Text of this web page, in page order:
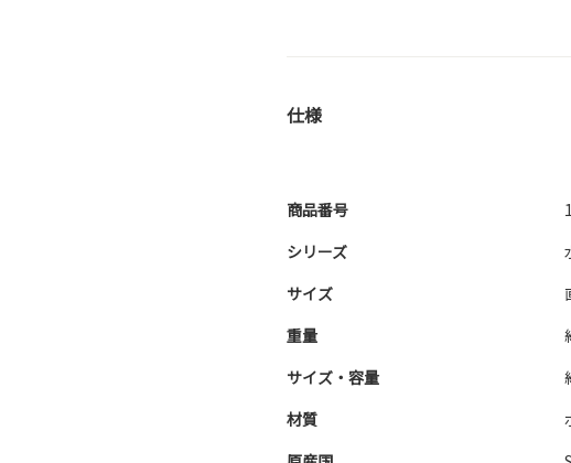
仕様
商品番号
シリーズ
サイズ
重量
サイズ・容量
材質